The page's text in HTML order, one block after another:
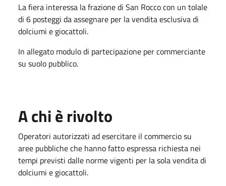
La fiera interessa la frazione di San Rocco con un tolale
di 6 posteggi da assegnare per la vendita esclusiva di
dolciumi e giocattoli.
In allegato modulo di partecipazione per commerciante
su suolo pubblico.
A chi è rivolto
Operatori autorizzati ad esercitare il commercio su
aree pubbliche che hanno fatto espressa richiesta nei
tempi previsti dalle norme vigenti per la sola vendita di
dolciumi e giocattoli.